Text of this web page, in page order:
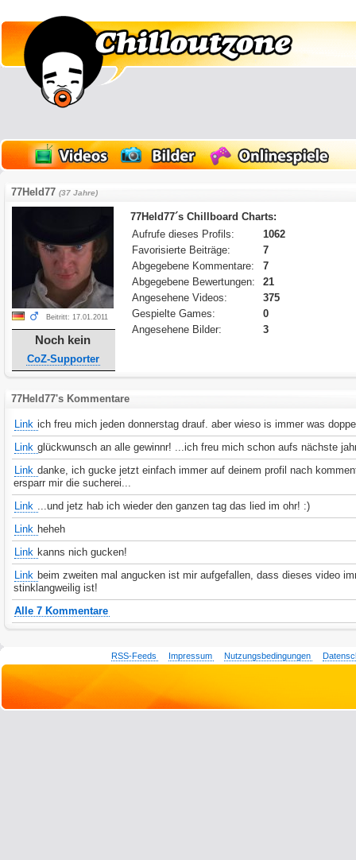
77Held77(37 Jahre)
Beitritt: 17.01.2011
Noch kein
CoZ-Supporter
77Held77´s Chillboard Charts:
Aufrufe dieses Profils:
1062
Favorisierte Beiträge:
7
Abgegebene Kommentare:
7
Abgegebene Bewertungen:
21
Angesehene Videos:
375
Gespielte Games:
0
Angesehene Bilder:
3
77Held77's Kommentare
Link ich freu mich jeden donnerstag drauf. aber wieso is immer was
Link glückwunsch an alle gewinnr! ...ich freu mich schon aufs nächste
Link danke, ich gucke jetzt einfach immer auf deinem profil nach
ersparr mir die sucherei...
Link ...und jetz hab ich wieder den ganzen tag das lied im ohr! :)
Link heheh
Link kanns nich gucken!
Link beim zweiten mal angucken ist mir aufgefallen, dass dieses video
stinklangweilig ist!
Alle 7 Kommentare
RSS-Feeds Impressum Nutzungsbedingungen